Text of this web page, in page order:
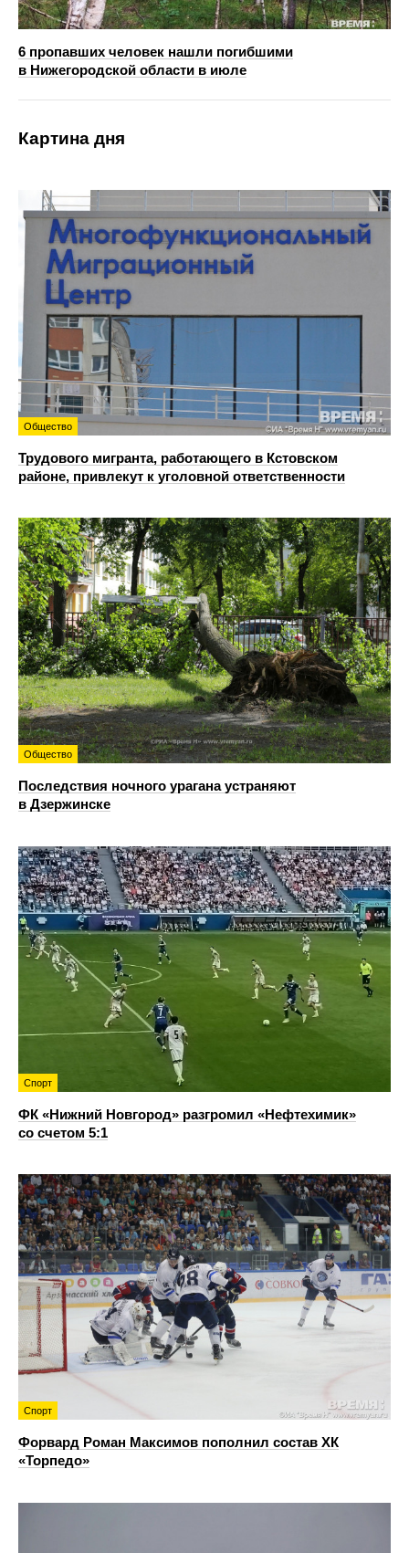
6 пропавших человек нашли погибшими
в Нижегородской области в июле
Картина дня
Общество
Трудового мигранта, работающего в Кстовском
районе, привлекут к уголовной ответственности
Общество
Последствия ночного урагана устраняют
в Дзержинске
Спорт
ФК «Нижний Новгород» разгромил «Нефтехимик»
со счетом 5:1
Спорт
Форвард Роман Максимов пополнил состав ХК
«Торпедо»